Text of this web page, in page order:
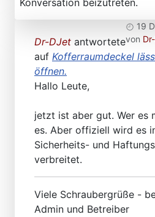
Konversation beizutreten.
19
von
Dr-DJet antwortete
auf Kofferraumdeckel
öffnen.
Hallo Leute,
jetzt ist aber gut. Wer es
es. Aber offiziell wird es
Sicherheits- und
verbreitet.
Viele Schraubergrüße -
Admin und Betreiber